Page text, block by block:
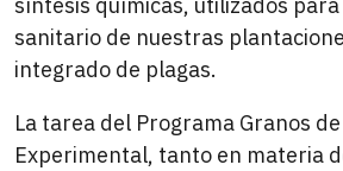
sanitario de nuestras
integrado de plagas.
La tarea del Programa Granos
Experimental, tanto en materia